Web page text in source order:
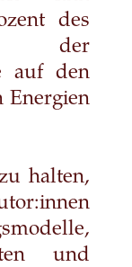
des
der
auf den
Energien
halten,
und